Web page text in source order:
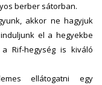
berber sátorban.
akkor ne hagyjuk
el a hegyekbe
Rif-hegység is kiváló
ellátogatni egy